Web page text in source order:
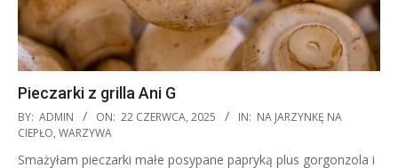
Pieczarki z grilla Ani G
2025-
06-
22
BY: ADMIN ON: 22 CZERWCA, 2025 IN: NA JARZYNKĘ NA
CIEPŁO, WARZYWA
Smażyłam pieczarki małe posypane papryką plus gorgonzola i